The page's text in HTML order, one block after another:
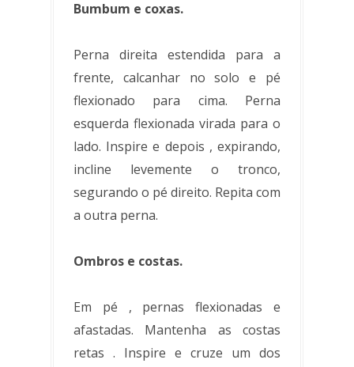
Bumbum e coxas.
Perna direita estendida para a
frente, calcanhar no solo e pé
flexionado para cima. Perna
esquerda flexionada virada para o
lado. Inspire e depois , expirando,
incline levemente o tronco,
segurando o pé direito. Repita com
a outra perna.
Ombros e costas.
Em pé , pernas flexionadas e
afastadas. Mantenha as costas
retas . Inspire e cruze um dos